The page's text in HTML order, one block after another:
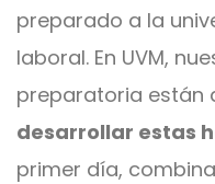
preparado a la
laboral. En UVM,
preparatoria están
desarrollar estas
primer día,